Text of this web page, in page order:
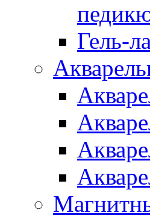
Гель-